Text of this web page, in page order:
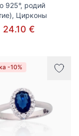
925°, родий
Цирконы
24.10 €
-10%